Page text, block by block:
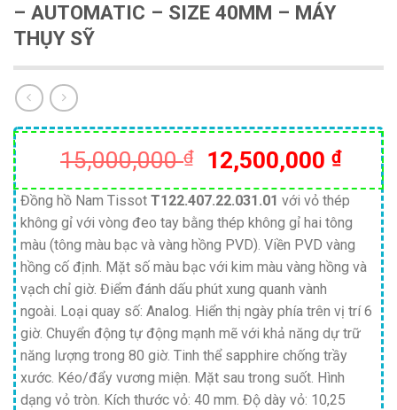
– AUTOMATIC – SIZE 40MM – MÁY
THỤY SỸ
15,000,000₫
Giá
gốc
là:
15,000,000 ₫.
12,500,000 ₫Giá
hiện
tại
là:
Đồng hồ Nam Tissot T122.407.22.031.01 với vỏ thép
không gỉ với vòng đeo tay bằng thép không gỉ hai tông
màu (tông màu bạc và vàng hồng PVD). Viền PVD vàng
hồng cố định. Mặt số màu bạc với kim màu vàng hồng và
vạch chỉ giờ. Điểm đánh dấu phút xung quanh vành
ngoài. Loại quay số: Analog. Hiển thị ngày phía trên vị trí 6
giờ. Chuyển động tự động mạnh mẽ với khả năng dự trữ
năng lượng trong 80 giờ. Tinh thể sapphire chống trầy
xước. Kéo/đẩy vương miện. Mặt sau trong suốt. Hình
dạng vỏ tròn. Kích thước vỏ: 40 mm. Độ dày vỏ: 10,25